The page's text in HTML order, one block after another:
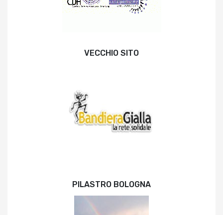
VECCHIO SITO
PILASTRO BOLOGNA